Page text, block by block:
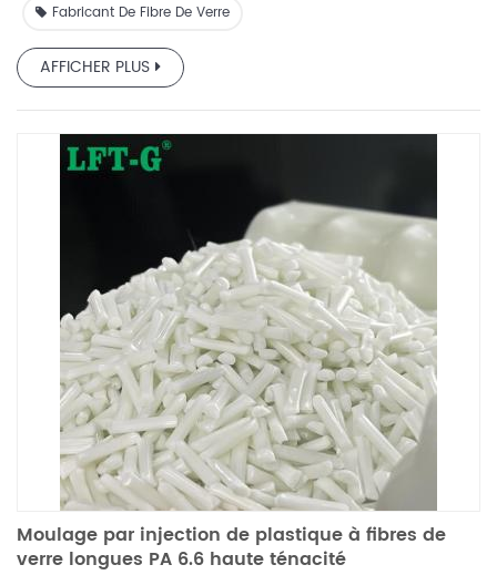
Fabricant De Fibre De Verre
AFFICHER PLUS
Moulage par injection de plastique à fibres de
verre longues PA 6.6 haute ténacité